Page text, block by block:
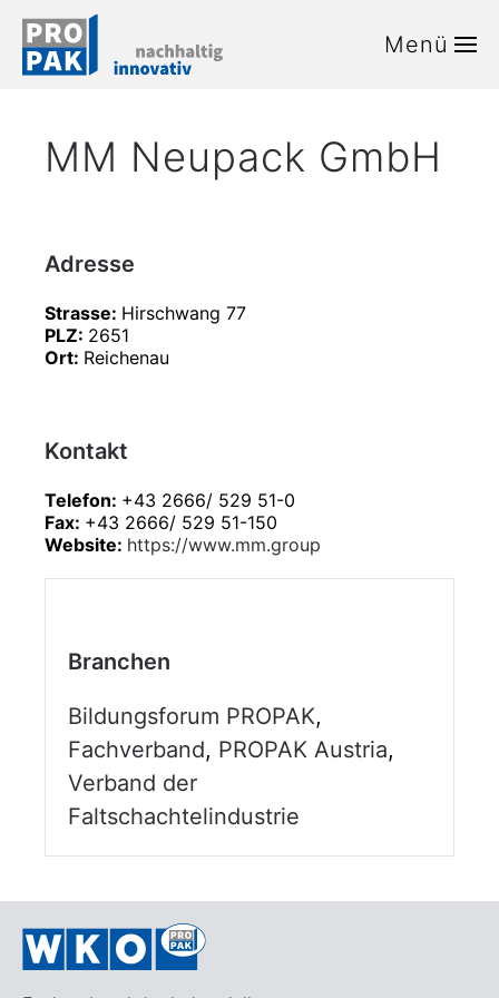
Zum Hauptinhalt springen Menü
MM Neupack GmbH
Adresse
Strasse: Hirschwang 77
PLZ: 2651
Ort: Reichenau
Kontakt
Telefon: +43 2666/ 529 51-0
Fax: +43 2666/ 529 51-150
Website: https://www.mm.group
Branchen
Bildungsforum PROPAK,
Fachverband, PROPAK Austria,
Verband der
Faltschachtelindustrie